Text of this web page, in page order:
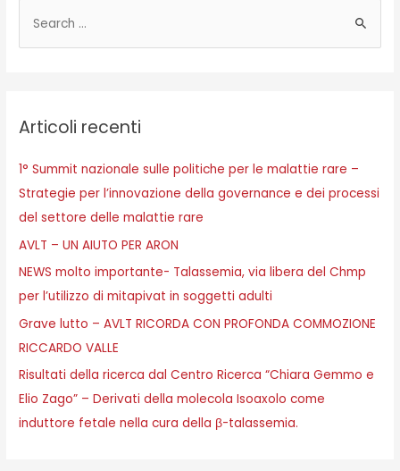
Articoli recenti
1° Summit nazionale sulle politiche per le malattie rare –
Strategie per l’innovazione della governance e dei processi
del settore delle malattie rare
AVLT – UN AIUTO PER ARON
NEWS molto importante- Talassemia, via libera del Chmp
per l’utilizzo di mitapivat in soggetti adulti
Grave lutto – AVLT RICORDA CON PROFONDA COMMOZIONE
RICCARDO VALLE
Risultati della ricerca dal Centro Ricerca “Chiara Gemmo e
Elio Zago” – Derivati della molecola Isoaxolo come
induttore fetale nella cura della β-talassemia.